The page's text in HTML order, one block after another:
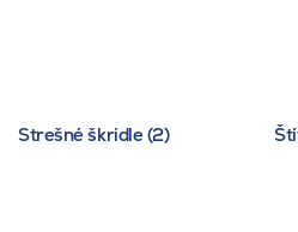
Strešné škridle (2)